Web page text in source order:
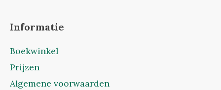
Informatie
Boekwinkel
Prijzen
Algemene voorwaarden